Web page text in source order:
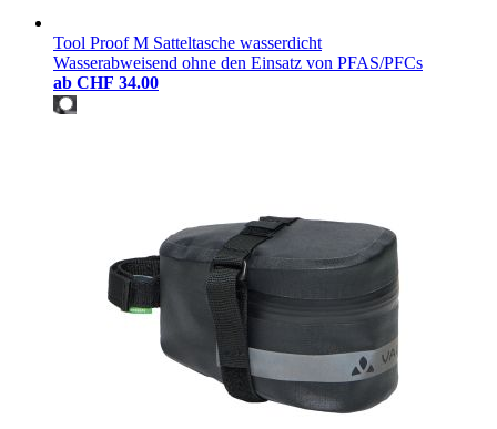
Tool Proof M Satteltasche wasserdicht
Wasserabweisend ohne den Einsatz von PFAS/PFCs
ab CHF 34.00